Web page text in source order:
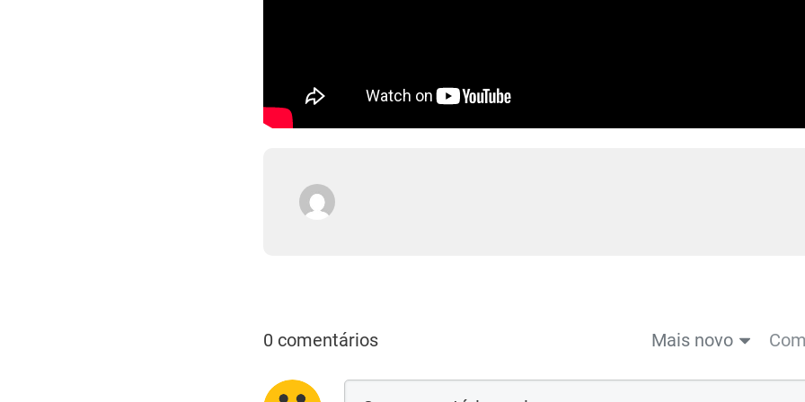
0 comentários Mais novo